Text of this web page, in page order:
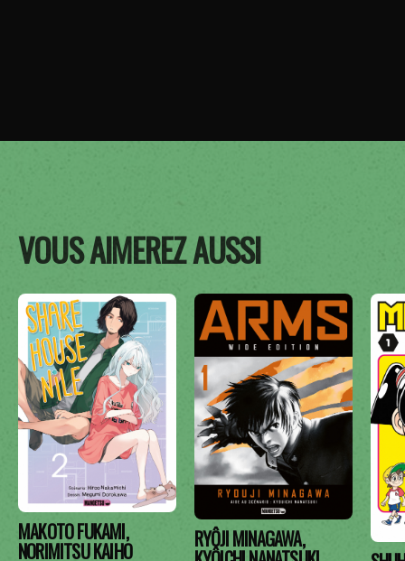
VOUS AIMEREZ AUSSI
MAKOTO FUKAMI,
NORIMITSU KAIHO RYÔJI MINAGAWA,